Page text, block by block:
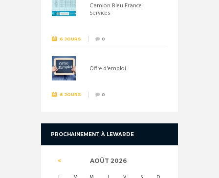
Camion Bleu France
Services
6 JOURS 0
Offre d'emploi
6 JOURS 0
PROCHAINEMENT À LEWARDE
AOÛT 2026